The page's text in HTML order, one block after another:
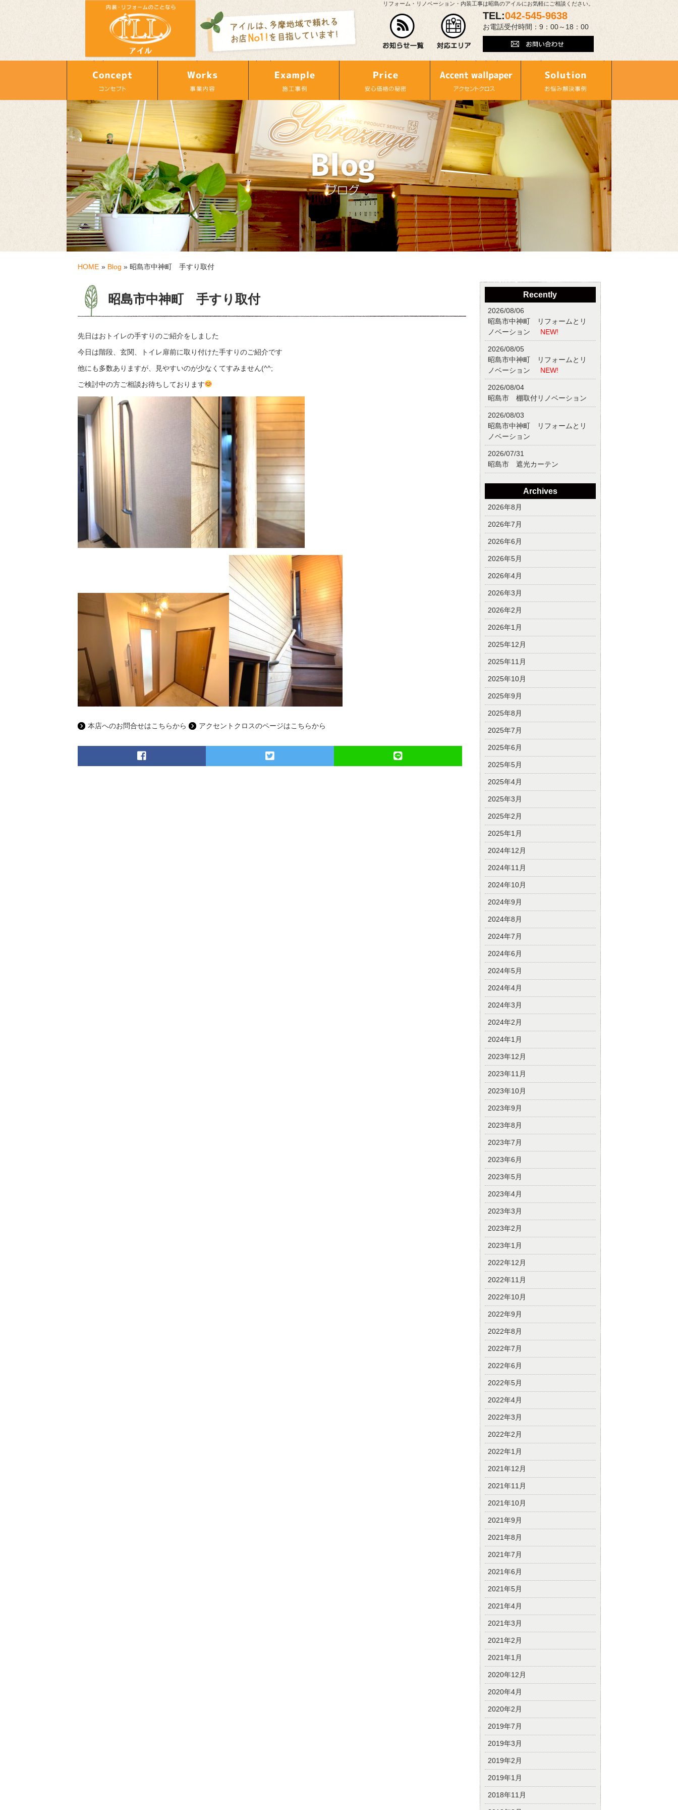
リフォーム・リノベーション・内装工事は昭島のアイルにお気軽にご相談ください。
TEL:042-545-9638
お電話受付時間：9：00～18：00
HOME » Blog » 昭島市中神町 手すり取付
昭島市中神町 手すり取付
先日はおトイレの手すりのご紹介をしました
今日は階段、玄関、トイレ扉前に取り付けた手すりのご紹介です
他にも多数ありますが、見やすいのが少なくてすみません(^^;
ご検討中の方ご相談お待ちしております
本店へのお問合せはこちらから アクセントクロスのページはこちらから
Recently
2026/08/06
昭島市中神町 リフォームとリ
ノベーション
NEW!
2026/08/05
昭島市中神町 リフォームとリ
ノベーション
NEW!
2026/08/04
昭島市 棚取付リノベーション
2026/08/03
昭島市中神町 リフォームとリ
ノベーション
2026/07/31
昭島市 遮光カーテン
Archives
2026年8月
2026年7月
2026年6月
2026年5月
2026年4月
2026年3月
2026年2月
2026年1月
2025年12月
2025年11月
2025年10月
2025年9月
2025年8月
2025年7月
2025年6月
2025年5月
2025年4月
2025年3月
2025年2月
2025年1月
2024年12月
2024年11月
2024年10月
2024年9月
2024年8月
2024年7月
2024年6月
2024年5月
2024年4月
2024年3月
2024年2月
2024年1月
2023年12月
2023年11月
2023年10月
2023年9月
2023年8月
2023年7月
2023年6月
2023年5月
2023年4月
2023年3月
2023年2月
2023年1月
2022年12月
2022年11月
2022年10月
2022年9月
2022年8月
2022年7月
2022年6月
2022年5月
2022年4月
2022年3月
2022年2月
2022年1月
2021年12月
2021年11月
2021年10月
2021年9月
2021年8月
2021年7月
2021年6月
2021年5月
2021年4月
2021年3月
2021年2月
2021年1月
2020年12月
2020年4月
2020年2月
2019年7月
2019年3月
2019年2月
2019年1月
2018年11月